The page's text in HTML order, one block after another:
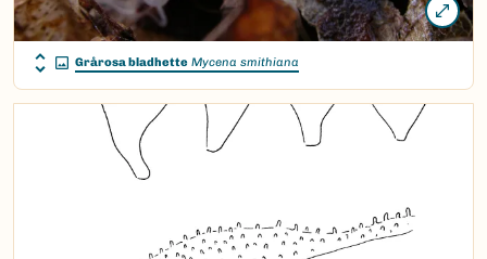
Grårosa bladhette Mycena smithiana